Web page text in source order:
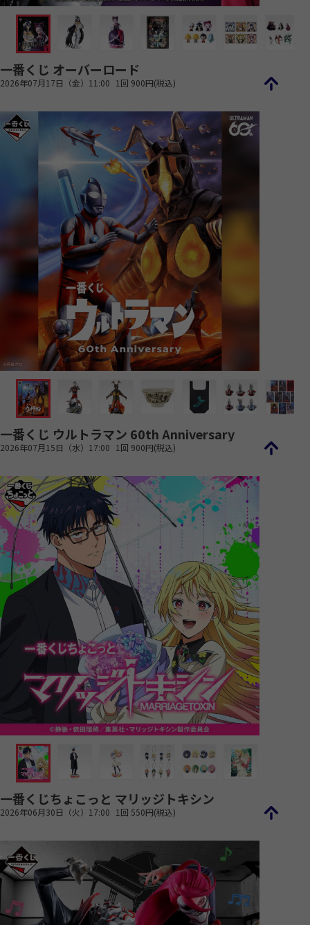
一番くじ オーバーロード
2026年07月17日（金）11:00 1回 900円(税込)
一番くじ ウルトラマン 60th Anniversary
2026年07月15日（水）17:00 1回 900円(税込)
一番くじちょこっと マリッジトキシン
2026年06月30日（火）17:00 1回 550円(税込)